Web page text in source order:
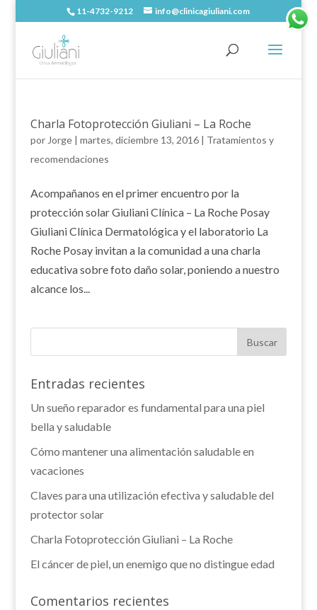
11-4732-9212 info@clinicagiuliani.com
Charla Fotoprotección Giuliani – La Roche
por Jorge| martes, diciembre 13, 2016| Tratamientos y
recomendaciones
Acompañanos en el primer encuentro por la
protección solar Giuliani Clínica – La Roche Posay
Giuliani Clínica Dermatológica y el laboratorio La
Roche Posay invitan a la comunidad a una charla
educativa sobre foto daño solar, poniendo a nuestro
alcance los...
Entradas recientes
Un sueño reparador es fundamental para una piel
bella y saludable
Cómo mantener una alimentación saludable en
vacaciones
Claves para una utilización efectiva y saludable del
protector solar
Charla Fotoprotección Giuliani – La Roche
El cáncer de piel, un enemigo que no distingue edad
Comentarios recientes